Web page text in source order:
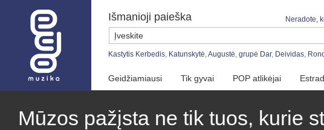
Neradote,
Išmanioji paieška
Kastytis Kerbedis, Katunskytė,Augustė, grupė Dar, Deividas,
Geidžiamiausi Tik gyvai POP atlikėjai
Mūzos pažįsta ne tik tuos, kurie